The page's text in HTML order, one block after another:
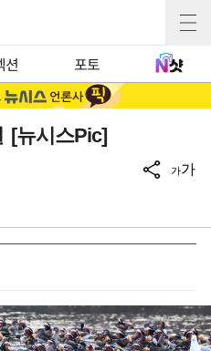
션 포토
[뉴시스Pic]
가가